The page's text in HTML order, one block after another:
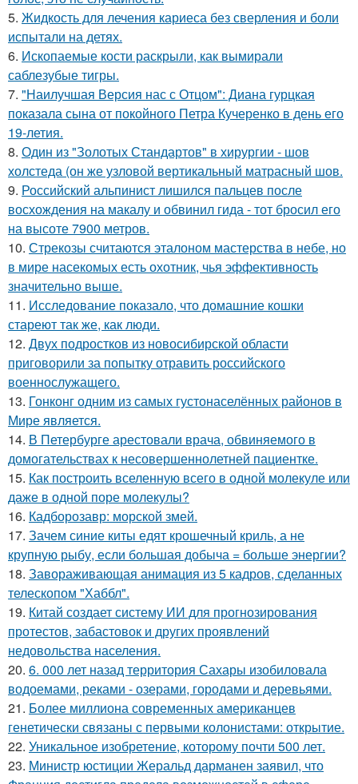
5. Жидкость для лечения кариеса без сверления и боли
испытали на детях.
6. Ископаемые кости раскрыли, как вымирали
саблезубые тигры.
7. "Наилучшая Версия нас с Отцом": Диана гурцкая
показала сына от покойного Петра Кучеренко в день его
19-летия.
8. Один из "Золотых Стандартов" в хирургии - шов
холстеда (он же узловой вертикальный матрасный шов.
9. Российский альпинист лишился пальцев после
восхождения на макалу и обвинил гида - тот бросил его
на высоте 7900 метров.
10. Стрекозы считаются эталоном мастерства в небе, но
в мире насекомых есть охотник, чья эффективность
значительно выше.
11. Исследование показало, что домашние кошки
стареют так же, как люди.
12. Двух подростков из новосибирской области
приговорили за попытку отравить российского
военнослужащего.
13. Гонконг одним из самых густонаселённых районов в
Мире является.
14. В Петербурге арестовали врача, обвиняемого в
домогательствах к несовершеннолетней пациентке.
15. Как построить вселенную всего в одной молекуле или
даже в одной поре молекулы?
16. Кадборозавр: морской змей.
17. Зачем синие киты едят крошечный криль, а не
крупную рыбу, если большая добыча = больше энергии?
18. Завораживающая анимация из 5 кадров, сделанных
телескопом "Хаббл".
19. Китай создает систему ИИ для прогнозирования
протестов, забастовок и других проявлений
недовольства населения.
20. 6. 000 лет назад территория Сахары изобиловала
водоемами, реками - озерами, городами и деревьями.
21. Более миллиона современных американцев
генетически связаны с первыми колонистами: открытие.
22. Уникальное изобретение, которому почти 500 лет.
23. Министр юстиции Жеральд дарманен заявил, что